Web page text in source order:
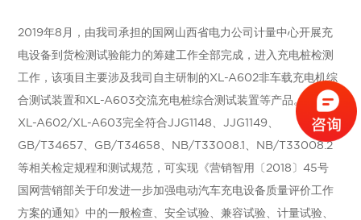
2019年8月，由我司承担的国网山西省电力公司计量中心开展充
电设备到货检测试验能力的筹建工作全部完成，进入充电桩检测
工作，该项目主要涉及我司自主研制的XL-A602非车载充电机综
合测试装置和XL-A603交流充电桩综合测试装置等产品。
XL-A602/XL-A603完全符合JJG1148、JJG1149、
GB/T34657、GB/T34658、NB/T33008.1、NB/T33008.2
等相关检定规程和测试规范，可实现《营销智用〔2018〕45号
国网营销部关于印发进一步加强电动汽车充电设备质量评价工作
方案的通知》中的一般检查、安全试验、兼容试验、计量试验、